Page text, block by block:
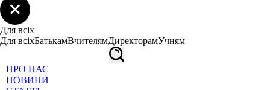
Для всіх
Для всіхБатькамВчителямДиректорамУчням
ПРО НАС
НОВИНИ